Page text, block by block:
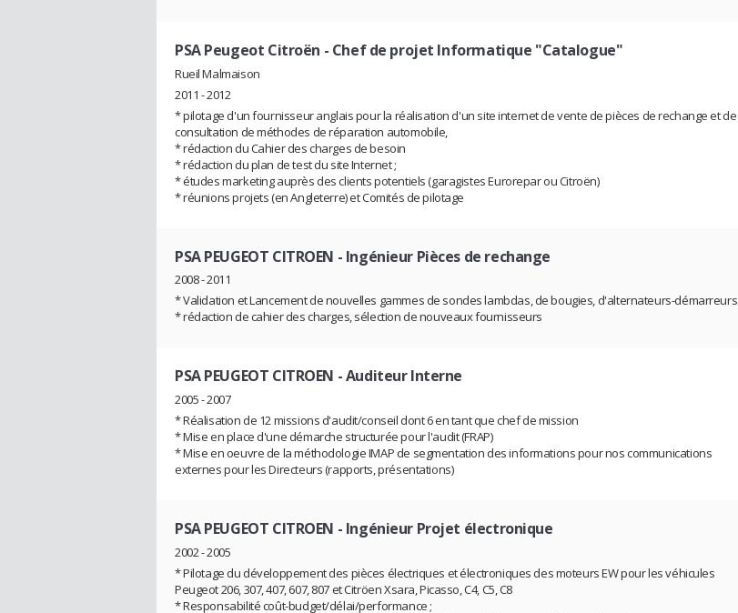
PSA Peugeot Citroën - Chef de projet Informatique "Catalogue"
Rueil Malmaison
2011 - 2012
* pilotage d'un fournisseur anglais pour la réalisation d'un site internet de vente de pièces de rechange et de
consultation de méthodes de réparation automobile,
* rédaction du Cahier des charges de besoin
* rédaction du plan de test du site Internet ;
* études marketing auprès des clients potentiels (garagistes Eurorepar ou Citroën)
* réunions projets (en Angleterre) et Comités de pilotage
PSA PEUGEOT CITROEN - Ingénieur Pièces de rechange
2008 - 2011
* Validation et Lancement de nouvelles gammes de sondes lambdas, de bougies, d'alternateurs-démarreurs
* rédaction de cahier des charges, sélection de nouveaux fournisseurs
PSA PEUGEOT CITROEN - Auditeur Interne
2005 - 2007
* Réalisation de 12 missions d'audit/conseil dont 6 en tant que chef de mission
* Mise en place d'une démarche structurée pour l'audit (FRAP)
* Mise en oeuvre de la méthodologie IMAP de segmentation des informations pour nos communications
externes pour les Directeurs (rapports, présentations)
PSA PEUGEOT CITROEN - Ingénieur Projet électronique
2002 - 2005
* Pilotage du développement des pièces électriques et électroniques des moteurs EW pour les véhicules
Peugeot 206, 307, 407, 607, 807 et Citröen Xsara, Picasso, C4, C5, C8
* Responsabilité coût-budget/délai/performance ;